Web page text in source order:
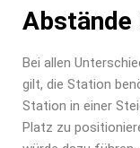
Abstände
Bei allen
gilt, die Station
Station in einer
Platz zu